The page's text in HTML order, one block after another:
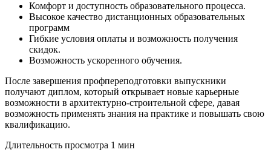
Комфорт и доступность образовательного процесса.
Высокое качество дистанционных образовательных
программ
Гибкие условия оплаты и возможность получения
скидок.
Возможность ускоренного обучения.
После завершения профпереподготовки выпускники
получают диплом, который открывает новые карьерные
возможности в архитектурно-строительной сфере, давая
возможность применять знания на практике и повышать свою
квалификацию.
Длительность просмотра 1 мин